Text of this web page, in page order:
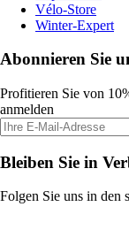
Vélo-Store
Winter-Expert
Abonnieren Sie
Profitieren Sie von
anmelden
Bleiben Sie in
Folgen Sie uns in den